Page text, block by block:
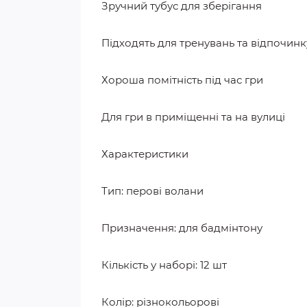
Зручний тубус для зберігання
Підходять для тренувань та
Хороша помітність під час гри
Для гри в приміщенні та на вулиці
Характеристики
Тип: перові волани
Призначення: для бадмінтону
Кількість у наборі: 12 шт
Колір: різнокольорові